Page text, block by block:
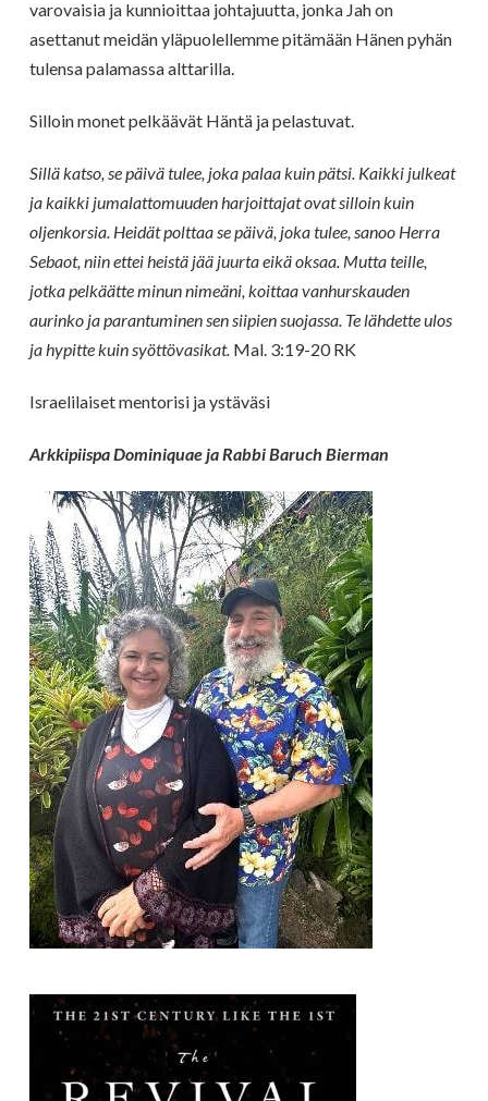
varovaisia ja kunnioittaa johtajuutta, jonka Jah on
asettanut meidän yläpuolellemme pitämään Hänen pyhän
tulensa palamassa alttarilla.
Silloin monet pelkäävät Häntä ja pelastuvat.
Sillä katso, se päivä tulee, joka palaa kuin pätsi. Kaikki julkeat
ja kaikki jumalattomuuden harjoittajat ovat silloin kuin
oljenkorsia. Heidät polttaa se päivä, joka tulee, sanoo Herra
Sebaot, niin ettei heistä jää juurta eikä oksaa. Mutta teille,
jotka pelkäätte minun nimeäni, koittaa vanhurskauden
aurinko ja parantuminen sen siipien suojassa. Te lähdette ulos
ja hypitte kuin syöttövasikat.Mal. 3:19-20 RK
Israelilaiset mentorisi ja ystäväsi
Arkkipiispa Dominiquae ja Rabbi Baruch Bierman